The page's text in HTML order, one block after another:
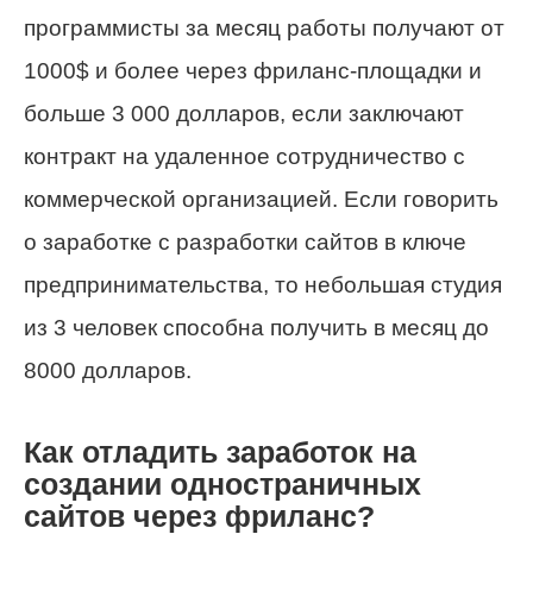
программисты за месяц работы получают от
1000$ и более через фриланс-площадки и
больше 3 000 долларов, если заключают
контракт на удаленное сотрудничество с
коммерческой организацией. Если говорить
о заработке с разработки сайтов в ключе
предпринимательства, то небольшая студия
из 3 человек способна получить в месяц до
8000 долларов.
Как отладить заработок на
создании одностраничных
сайтов через фриланс?